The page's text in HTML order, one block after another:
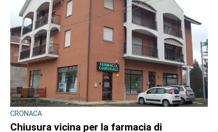
CRONACA
Chiusura vicina per la farmacia di